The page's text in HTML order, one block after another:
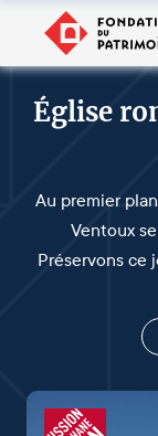
Église
Au premier
Ventoux
Préservons ce